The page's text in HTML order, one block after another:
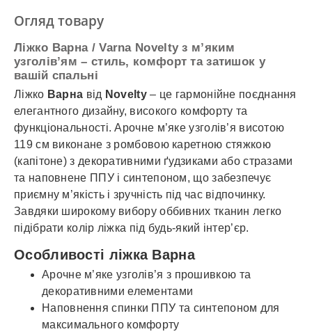
✓ Детальніше
Огляд товару
Ліжко Варна / Varna Novelty з м’яким
узголів’ям – стиль, комфорт та затишок у
вашій спальні
Ліжко Варна від Novelty– це гармонійне поєднання
елегантного дизайну, високого комфорту та
функціональності. Арочне м’яке узголів’я висотою
119 см виконане з ромбовою каретною стяжкою
(капітоне) з декоративними ґудзиками або стразами
та наповнене ППУ і синтепоном, що забезпечує
приємну м’якість і зручність під час відпочинку.
Завдяки широкому вибору оббивних тканин легко
підібрати колір ліжка під будь-який інтер’єр.
Особливості ліжка Варна
Арочне м’яке узголів’я з прошивкою та
декоративними елементами
Наповнення спинки ППУ та синтепоном для
максимального комфорту